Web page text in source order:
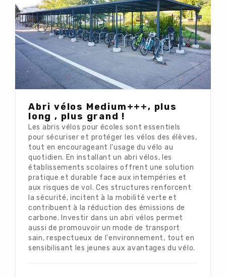
Abri vélos Medium+++, plus
long , plus grand !
Les abris vélos pour écoles sont essentiels
pour sécuriser et protéger les vélos des élèves,
tout en encourageant l'usage du vélo au
quotidien. En installant un abri vélos, les
établissements scolaires offrent une solution
pratique et durable face aux intempéries et
aux risques de vol. Ces structures renforcent
la sécurité, incitent à la mobilité verte et
contribuent à la réduction des émissions de
carbone. Investir dans un abri vélos permet
aussi de promouvoir un mode de transport
sain, respectueux de l'environnement, tout en
sensibilisant les jeunes aux avantages du vélo.